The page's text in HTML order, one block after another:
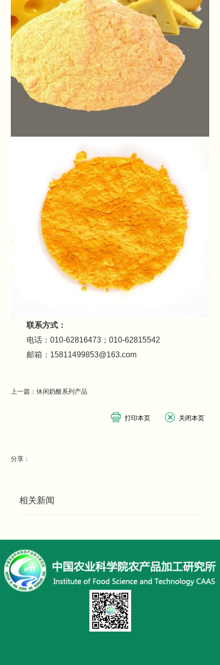
联系方式：
电话：010-62816473；010-62815542
邮箱：15811499853@163.com
上一篇：休闲奶酪系列产品
分享：
相关新闻